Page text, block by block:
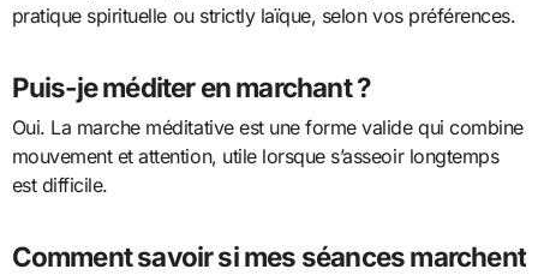
pratique spirituelle ou strictly laïque, selon vos préférences.
Puis-je méditer en marchant ?
Oui. La marche méditative est une forme valide qui combine
mouvement et attention, utile lorsque s’asseoir longtemps
est difficile.
Comment savoir si mes séances marchent